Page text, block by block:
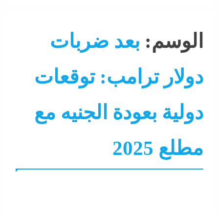
الوسم: بعد ضربات
دولار ترامب: توقعات
دولية بعودة الجنيه مع
مطلع 2025
اقتصاد البنوك البيزنس
رئيس الوزراء سوشيال ميديا عرب و عالم نشرة الأخبار